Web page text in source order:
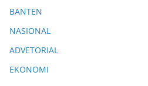
BANTEN
NASIONAL
ADVETORIAL
EKONOMI